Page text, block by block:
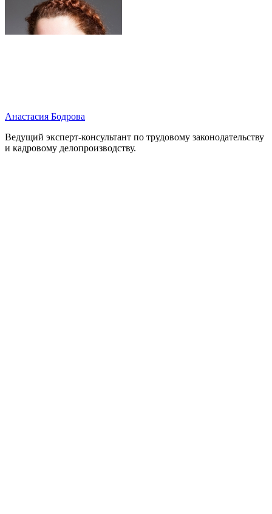
Анастасия Бодрова
Ведущий эксперт-консультант по трудовому законодательству
и кадровому делопроизводству.